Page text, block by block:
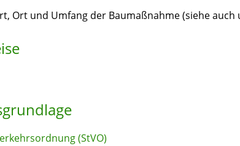
Ort und Umfang der Baumaßnahme (siehe auch
(StVO)